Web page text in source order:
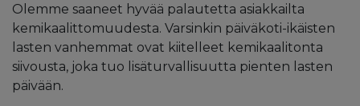
Olemme saaneet hyvää palautetta asiakkailta
kemikaalittomuudesta. Varsinkin päiväkoti-ikäisten
lasten vanhemmat ovat kiitelleet kemikaalitonta
siivousta, joka tuo lisäturvallisuutta pienten lasten
päivään.